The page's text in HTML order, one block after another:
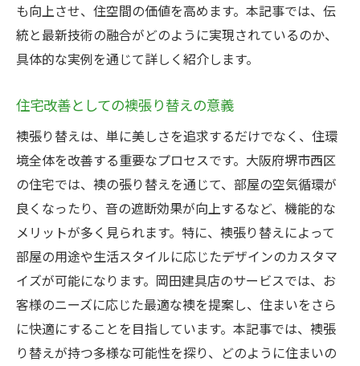
も向上させ、住空間の価値を高めます。本記事では、伝
統と最新技術の融合がどのように実現されているのか、
具体的な実例を通じて詳しく紹介します。
住宅改善としての襖張り替えの意義
襖張り替えは、単に美しさを追求するだけでなく、住環
境全体を改善する重要なプロセスです。大阪府堺市西区
の住宅では、襖の張り替えを通じて、部屋の空気循環が
良くなったり、音の遮断効果が向上するなど、機能的な
メリットが多く見られます。特に、襖張り替えによって
部屋の用途や生活スタイルに応じたデザインのカスタマ
イズが可能になります。岡田建具店のサービスでは、お
客様のニーズに応じた最適な襖を提案し、住まいをさら
に快適にすることを目指しています。本記事では、襖張
り替えが持つ多様な可能性を探り、どのように住まいの